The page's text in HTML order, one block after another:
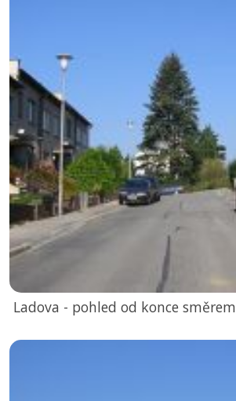
Ladova - pohled od konce